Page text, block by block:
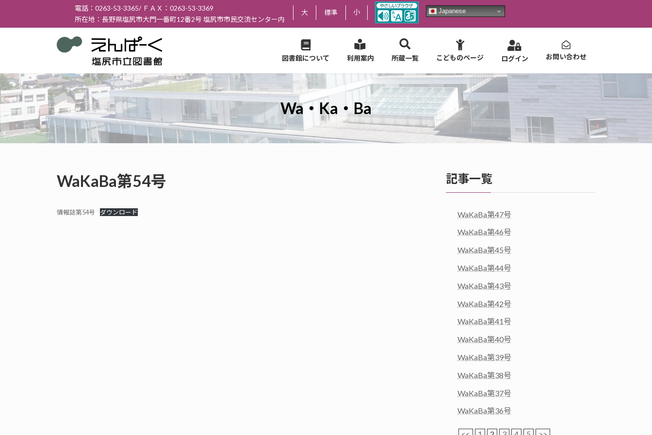
テ
ス
キ
ッ
ゲ
ン
に
移
電話：0263-53-3365/ ＦＡＸ：0263-53-3369
所在地：長野県塩尻市大門一番町12番2号 塩尻市市民交流センター内
大 標準 小 Japanese
図書館について 利用案内 所蔵一覧 こどものページ ログイン お問い合わせ
Wa・Ka・Ba
WaKaBa第54号
情報誌第54号 ダウンロード
記事一覧
WaKaBa第47号
WaKaBa第46号
WaKaBa第45号
WaKaBa第44号
WaKaBa第43号
WaKaBa第42号
WaKaBa第41号
WaKaBa第40号
WaKaBa第39号
WaKaBa第38号
WaKaBa第37号
WaKaBa第36号